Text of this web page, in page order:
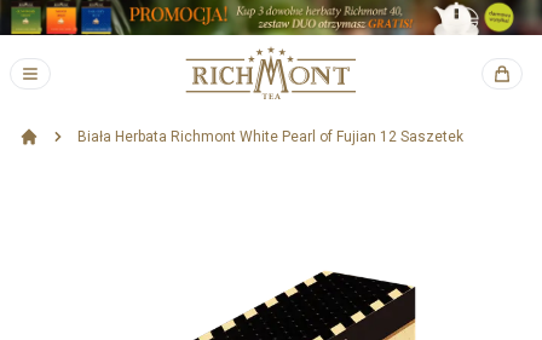
Biała Herbata Richmont White Pearl of Fujian 12 Saszetek